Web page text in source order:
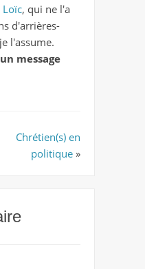
Loïc, qui ne l'a
d'arrières-
l'assume.
message
Chrétien(s) en
politique »